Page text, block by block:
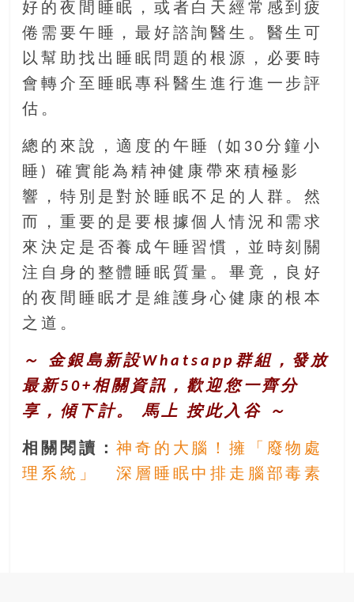
好的夜間睡眠，或者白天經常感到疲
倦需要午睡，最好諮詢醫生。醫生可
以幫助找出睡眠問題的根源，必要時
會轉介至睡眠專科醫生進行進一步評
估。
總的來說，適度的午睡 (如30分鐘小
睡) 確實能為精神健康帶來積極影
響，特別是對於睡眠不足的人群。然
而，重要的是要根據個人情況和需求
來決定是否養成午睡習慣，並時刻關
注自身的整體睡眠質量。畢竟，良好
的夜間睡眠才是維護身心健康的根本
之道。
～ 金銀島新設Whatsapp群組，發放
最新50+相關資訊，歡迎您一齊分
享，傾下計。 馬上按此入谷 ～
相關閱讀：神奇的大腦！擁「廢物處
理系統」 深層睡眠中排走腦部毒素